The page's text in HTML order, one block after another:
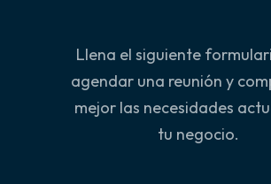
Llena el siguiente
agendar una reunión y
mejor las necesidades
tu negocio.